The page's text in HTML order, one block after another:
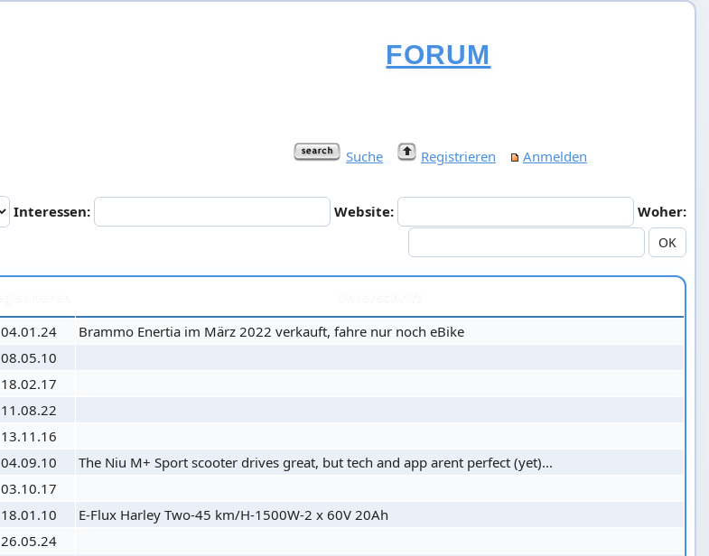
FORUM
Suche Registrieren Anmelden
Interessen: Website: Woher:
04.01.24
Brammo Enertia im März 2022 verkauft, fahre nur noch eBike
08.05.10
18.02.17
11.08.22
13.11.16
04.09.10
The Niu M+ Sport scooter drives great, but tech and app arent perfect (yet)...
03.10.17
18.01.10
E-Flux Harley Two-45 km/H-1500W-2 x 60V 20Ah
26.05.24